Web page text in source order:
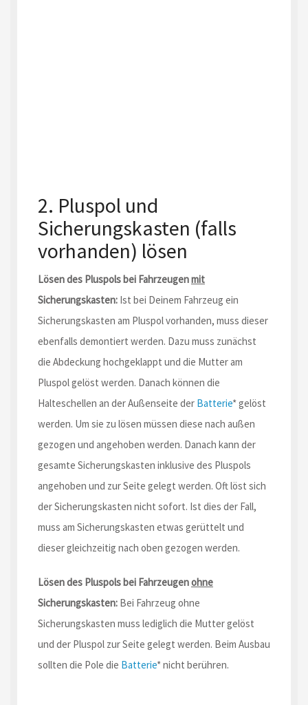
2. Pluspol und
Sicherungskasten (falls
vorhanden) lösen
Lösen des Pluspols bei Fahrzeugenmit
Sicherungskasten: Ist bei Deinem Fahrzeug ein
Sicherungskasten am Pluspol vorhanden, muss dieser
ebenfalls demontiert werden. Dazu muss zunächst
die Abdeckung hochgeklappt und die Mutter am
Pluspol gelöst werden. Danach können die
Halteschellen an der Außenseite der Batterie* gelöst
werden. Um sie zu lösen müssen diese nach außen
gezogen und angehoben werden. Danach kann der
gesamte Sicherungskasten inklusive des Pluspols
angehoben und zur Seite gelegt werden. Oft löst sich
der Sicherungskasten nicht sofort. Ist dies der Fall,
muss am Sicherungskasten etwas gerüttelt und
dieser gleichzeitig nach oben gezogen werden.
Lösen des Pluspols bei Fahrzeugenohne
Sicherungskasten: Bei Fahrzeug ohne
Sicherungskasten muss lediglich die Mutter gelöst
und der Pluspol zur Seite gelegt werden. Beim Ausbau
sollten die Pole die Batterie* nicht berühren.